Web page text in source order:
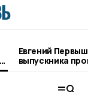
Евгений
выпускника
Тамбовщины»